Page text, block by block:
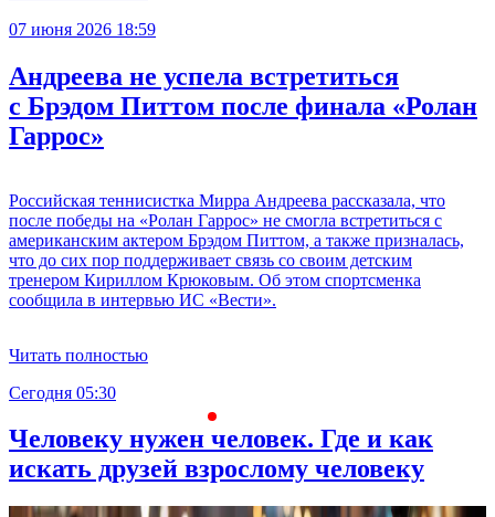
07 июня 2026 18:59
Андреева не успела встретиться
с Брэдом Питтом после финала «Ролан
Гаррос»
Российская теннисистка Мирра Андреева рассказала, что
после победы на «Ролан Гаррос» не смогла встретиться с
американским актером Брэдом Питтом, а также призналась,
что до сих пор поддерживает связь со своим детским
тренером Кириллом Крюковым. Об этом спортсменка
сообщила в интервью ИС «Вести».
Читать полностью
Сегодня 05:30
Человеку нужен человек. Где и как
искать друзей взрослому человеку